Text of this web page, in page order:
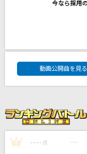
川畑要
[生音]The
今なら採用
DAM★とも
動画公開曲を見る
1 ---- 点 ----